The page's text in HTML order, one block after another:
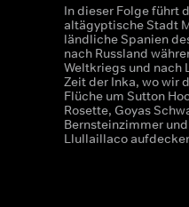
In dieser Folge führt
altägyptische Stadt
ländliche Spanien
nach Russland
Weltkriegs und nach
Zeit der Inka, wo wir
Flüche um Sutton
Rosette, Goyas
Bernsteinzimmer
Llullaillaco